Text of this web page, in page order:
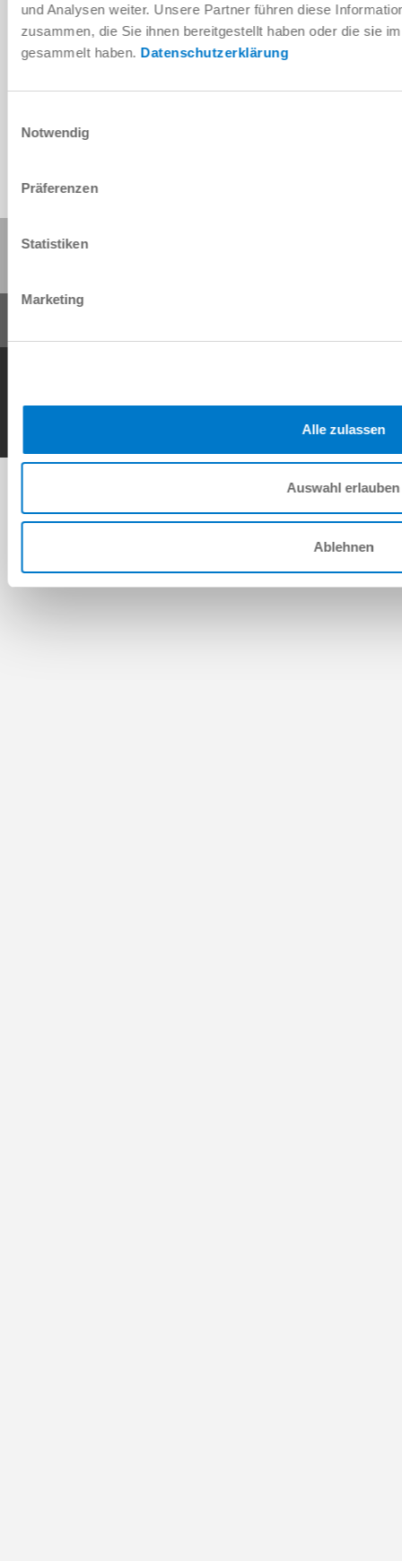
und Analysen weiter. Unsere Partner führen diese
zusammen, die Sie ihnen bereitgestellt haben oder die sie
gesammelt haben. Datenschutzerklärung
Notwendig
Präferenzen
Statistiken
Marketing
Alle zulassen
Auswahl erlauben
Ablehnen
CAD 데이터 다운로드
다운로드